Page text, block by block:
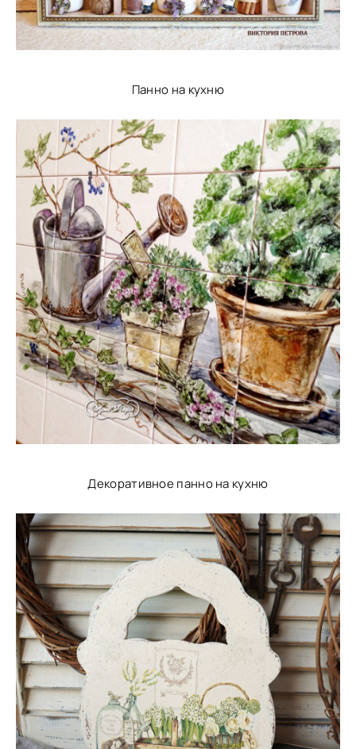
Панно на кухню
Декоративное панно на кухню